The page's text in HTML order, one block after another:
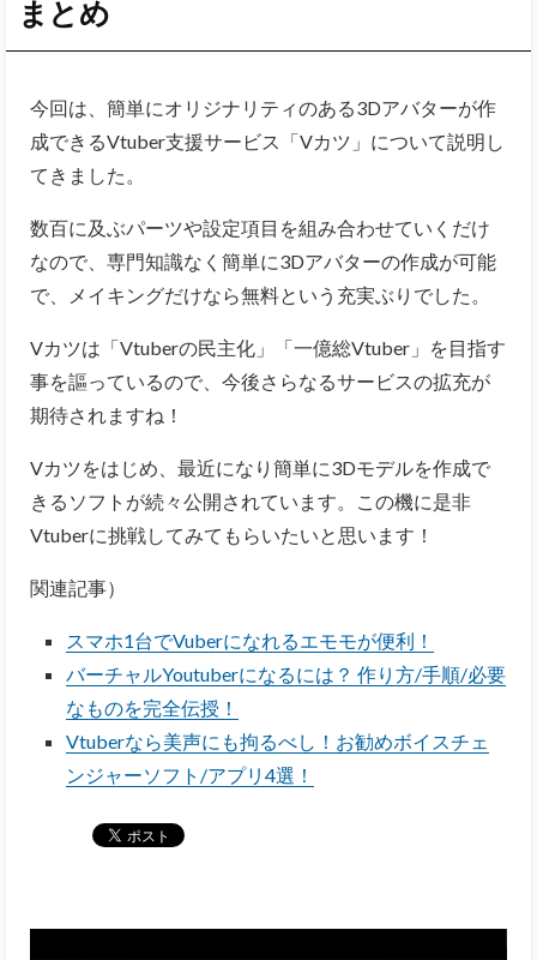
まとめ
今回は、簡単にオリジナリティのある3Dアバターが作
成できるVtuber支援サービス「Vカツ」について説明し
てきました。
数百に及ぶパーツや設定項目を組み合わせていくだけ
なので、専門知識なく簡単に3Dアバターの作成が可能
で、メイキングだけなら無料という充実ぶりでした。
Vカツは「Vtuberの民主化」「一億総Vtuber」を目指す
事を謳っているので、今後さらなるサービスの拡充が
期待されますね！
Vカツをはじめ、最近になり簡単に3Dモデルを作成で
きるソフトが続々公開されています。この機に是非
Vtuberに挑戦してみてもらいたいと思います！
関連記事）
スマホ1台でVuberになれるエモモが便利！
バーチャルYoutuberになるには？ 作り方/手順/必要
なものを完全伝授！
Vtuberなら美声にも拘るべし！お勧めボイスチェ
ンジャーソフト/アプリ4選！